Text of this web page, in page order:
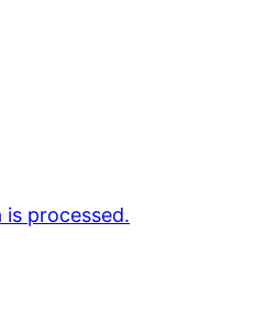
processed.